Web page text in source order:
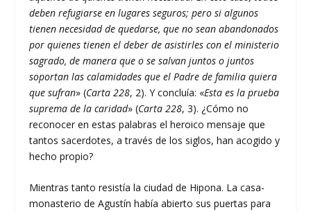
deben refugiarse en lugares seguros; pero si algunos
tienen necesidad de quedarse, que no sean abandonados
por quienes tienen el deber de asistirles con el ministerio
sagrado, de manera que o se salvan juntos o juntos
soportan las calamidades que el Padre de familia quiera
que sufran» (Carta 228, 2). Y concluía: «Esta es la prueba
suprema de la caridad» (Carta 228, 3). ¿Cómo no
reconocer en estas palabras el heroico mensaje que
tantos sacerdotes, a través de los siglos, han acogido y
hecho propio?
Mientras tanto resistía la ciudad de Hipona. La casa-
monasterio de Agustín había abierto sus puertas para